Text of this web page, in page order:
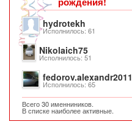
hydrotekh
Исполнилось: 61
Nikolaich75
Исполнилось: 51
fedorov.alexandr2011
Исполнилось: 65
Всего 30 именниников.
В списке наиболее активные.